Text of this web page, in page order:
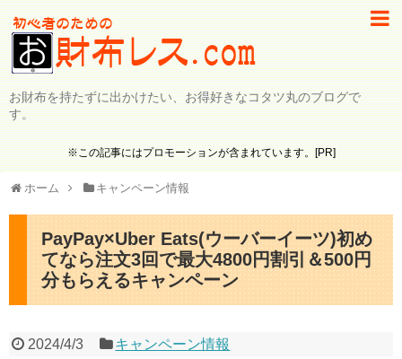
お財布を持たずに出かけたい、お得好きなコタツ丸のブログで
す。
※この記事にはプロモーションが含まれています。[PR]
ホーム キャンペーン情報
PayPay×Uber Eats(ウーバーイーツ)初め
てなら注文3回で最大4800円割引＆500円
分もらえるキャンペーン
2024/4/3 キャンペーン情報